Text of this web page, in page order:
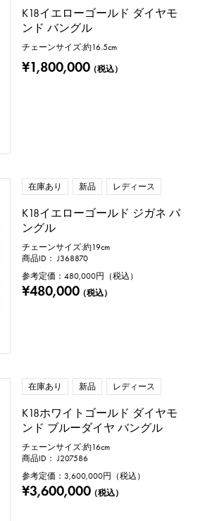
K18イエローゴールド ダイヤモ
ンド バングル
チェーンサイズ:約16.5cm
¥1,800,000（税込）
在庫あり 新品 レディース
K18イエローゴールド ジガネ バ
ングル
チェーンサイズ:約19cm
商品ID： J368870
参考定価：480,000円（税込）
¥480,000（税込）
在庫あり 新品 レディース
K18ホワイトゴールド ダイヤモ
ンド ブルーダイヤ バングル
チェーンサイズ:約16cm
商品ID： J207586
参考定価：3,600,000円（税込）
¥3,600,000（税込）